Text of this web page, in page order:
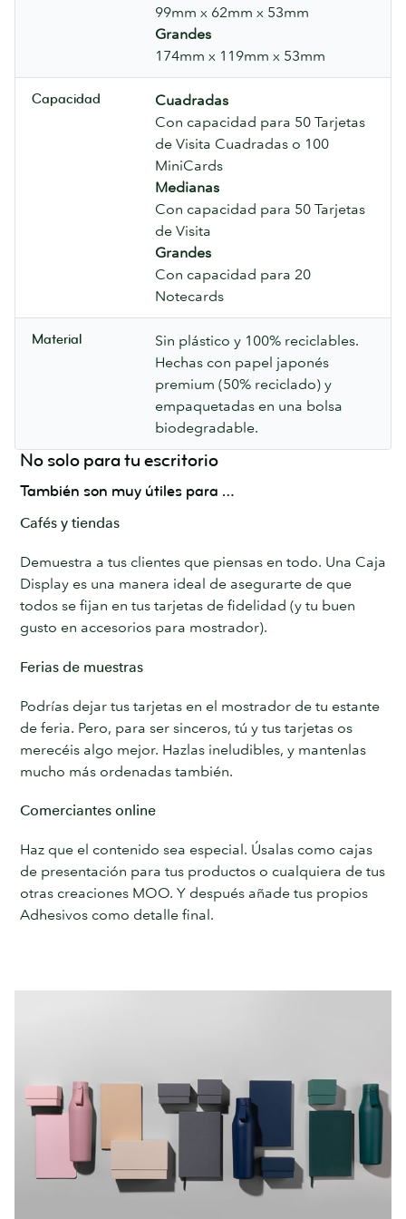
99mm x 62mm x 53mm
Grandes
174mm x 119mm x 53mm
Capacidad
Cuadradas
Con capacidad para 50 Tarjetas
de Visita Cuadradas o 100
MiniCards
Medianas
Con capacidad para 50 Tarjetas
de Visita
Grandes
Con capacidad para 20
Notecards
Material
Sin plástico y 100% reciclables.
Hechas con papel japonés
premium (50% reciclado) y
empaquetadas en una bolsa
biodegradable.
No solo para tu escritorio
También son muy útiles para …
Cafés y tiendas
Demuestra a tus clientes que piensas en todo. Una Caja
Display es una manera ideal de asegurarte de que
todos se fijan en tus tarjetas de fidelidad (y tu buen
gusto en accesorios para mostrador).
Ferias de muestras
Podrías dejar tus tarjetas en el mostrador de tu estante
de feria. Pero, para ser sinceros, tú y tus tarjetas os
merecéis algo mejor. Hazlas ineludibles, y mantenlas
mucho más ordenadas también.
Comerciantes online
Haz que el contenido sea especial. Úsalas como cajas
de presentación para tus productos o cualquiera de tus
otras creaciones MOO. Y después añade tus propios
Adhesivos como detalle final.